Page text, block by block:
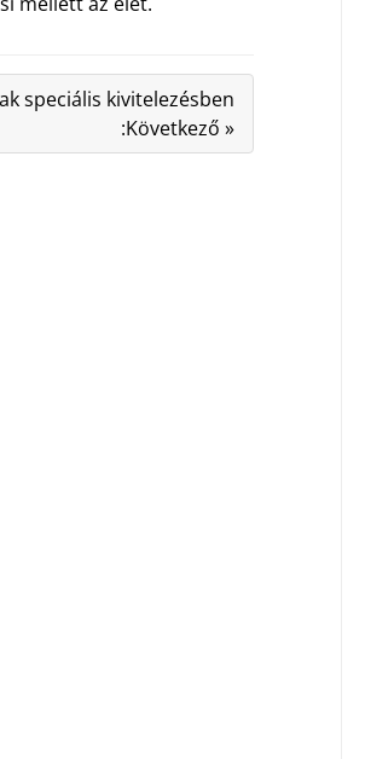
speciális kivitelezésben
:Következő »